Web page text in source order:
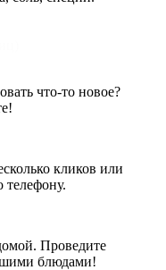
что-то новое?
кликов или
телефону.
Проведите
блюдами!